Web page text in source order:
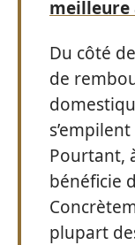
meilleure
Du côté
de
Pourtant,
bénéficie
plupart